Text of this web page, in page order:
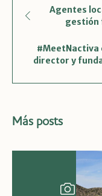
Agentes
gestión
#MeetNactiva
director y
Más posts